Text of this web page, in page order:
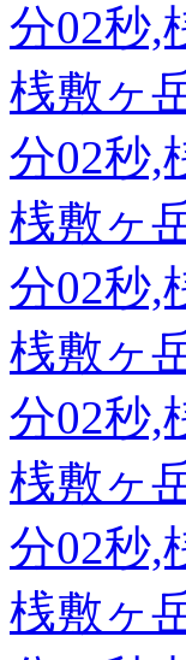
分02秒,
桟敷ヶ
分02秒,
桟敷ヶ
分02秒,
桟敷ヶ
分02秒,
桟敷ヶ
分02秒,
桟敷ヶ